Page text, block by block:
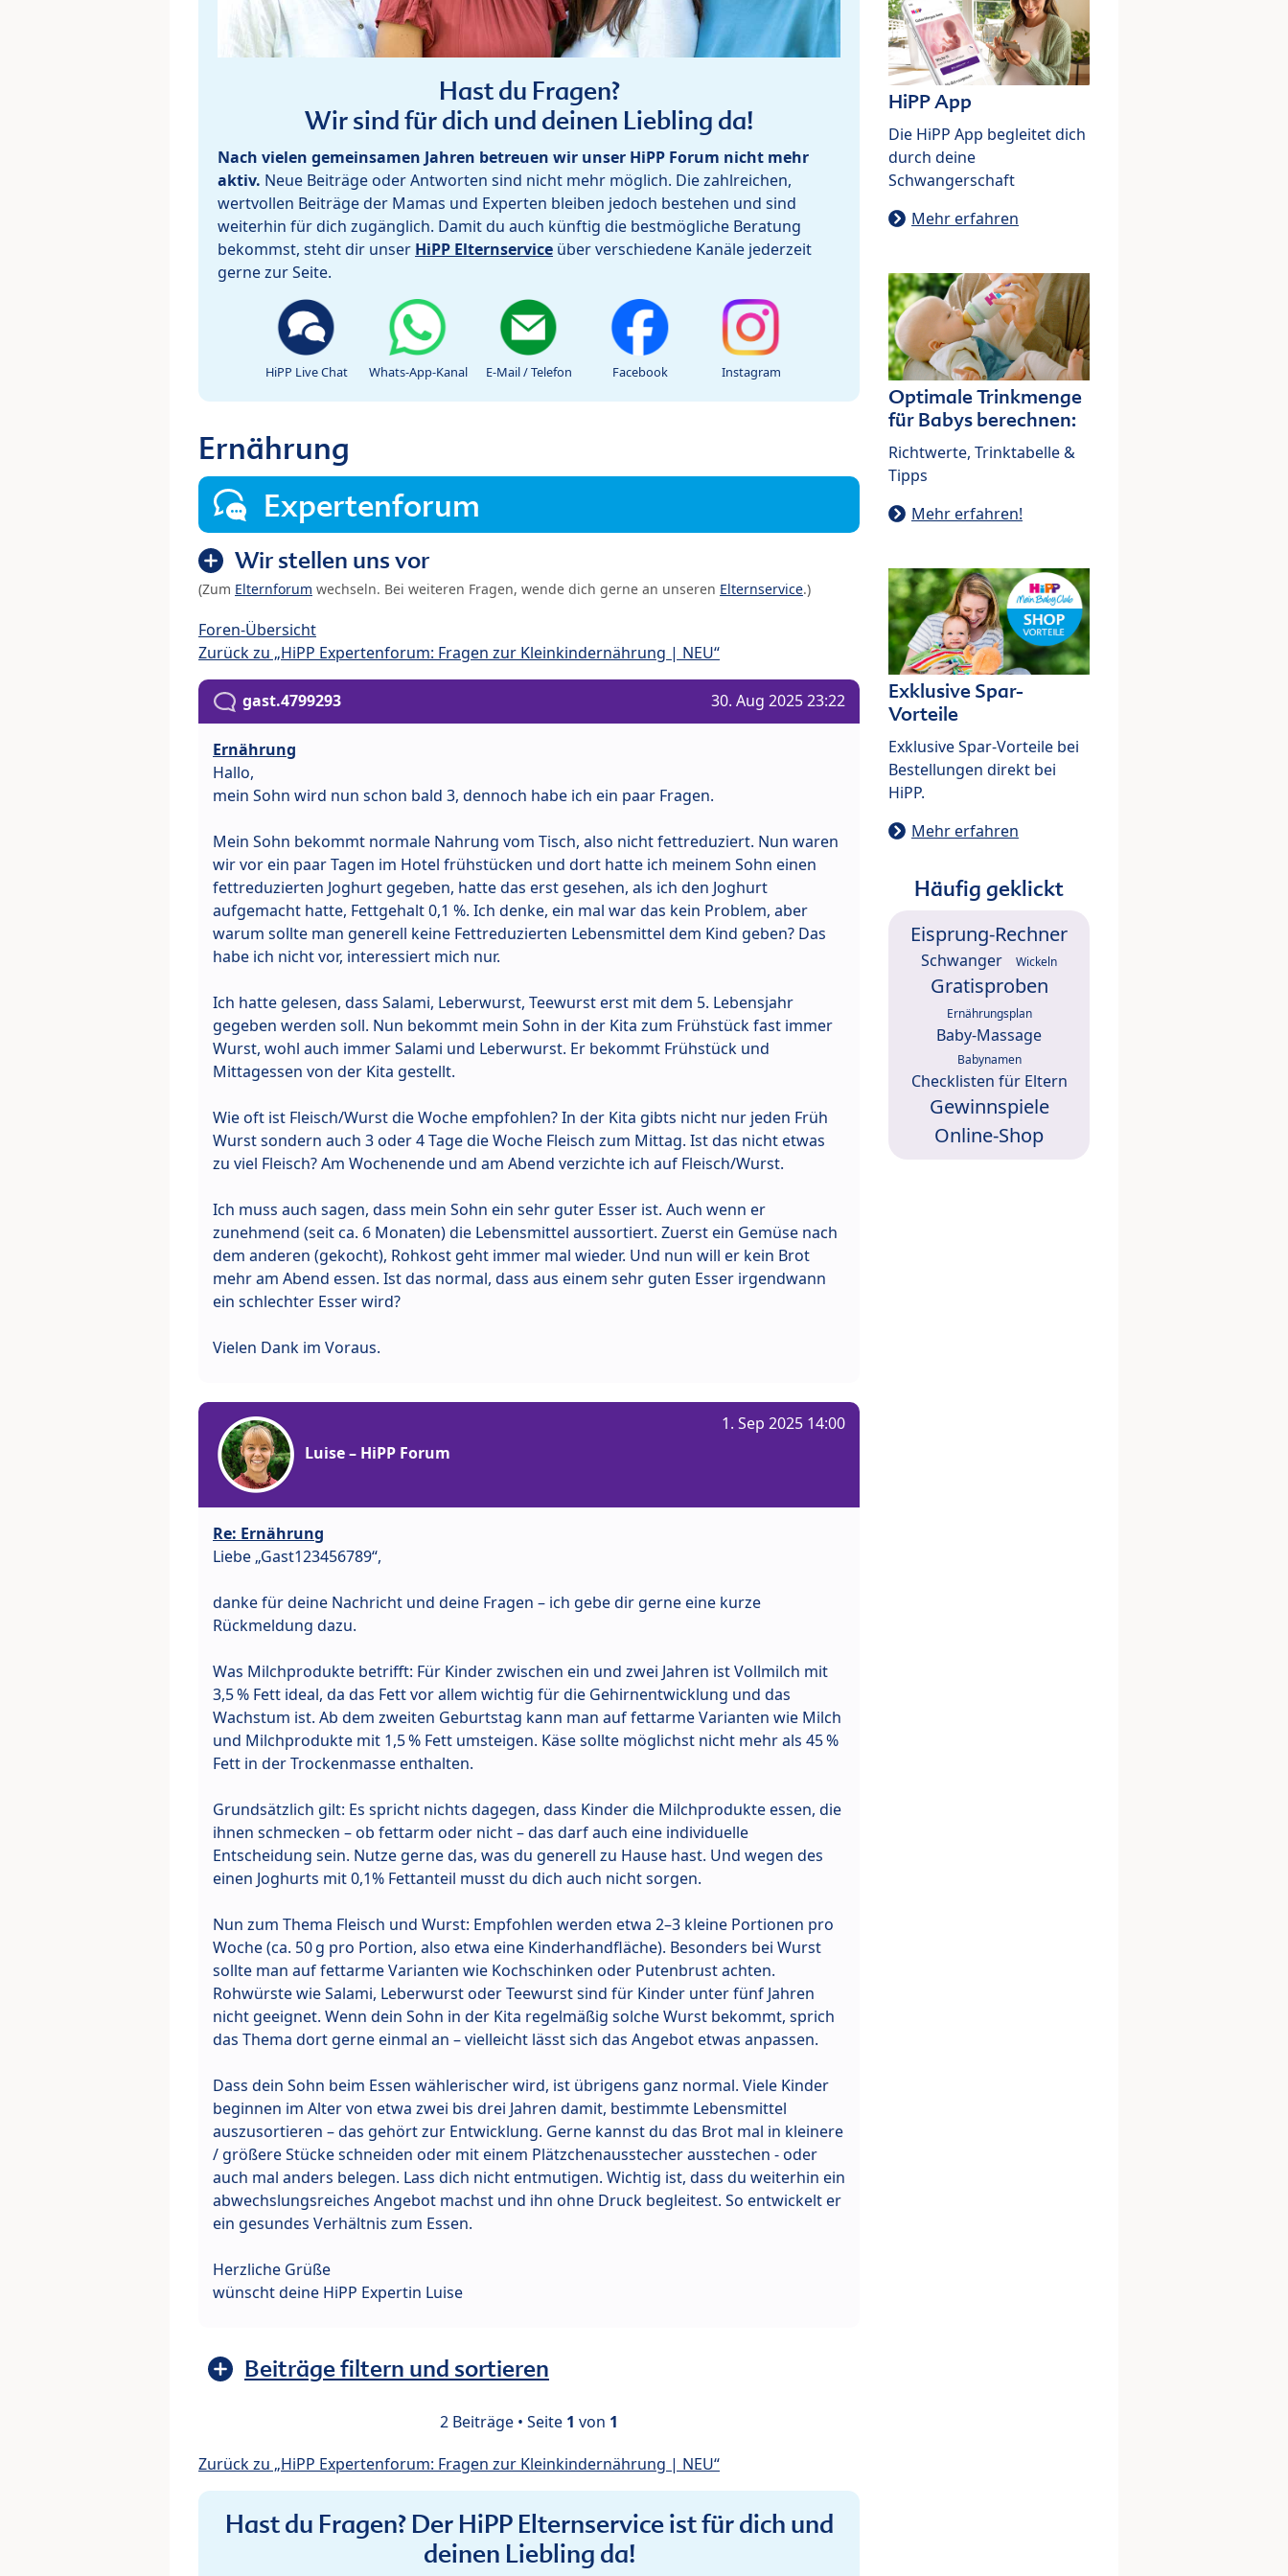
Hast du Fragen?
Wir sind für dich und deinen Liebling da!
Nach vielen gemeinsamen Jahren betreuen wir unser HiPP Forum nicht mehr
aktiv. Neue Beiträge oder Antworten sind nicht mehr möglich. Die zahlreichen,
wertvollen Beiträge der Mamas und Experten bleiben jedoch bestehen und sind
weiterhin für dich zugänglich. Damit du auch künftig die bestmögliche Beratung
bekommst, steht dir unser HiPP Elternservice über verschiedene Kanäle jederzeit
gerne zur Seite.
HiPP Live Chat Whats-App-Kanal E-Mail / Telefon Facebook Instagram
Ernährung
Expertenforum
Wir stellen uns vor
(Zum Elternforum wechseln. Bei weiteren Fragen, wende dich gerne an unseren Elternservice.)
Foren-Übersicht
Zurück zu „HiPP Expertenforum: Fragen zur Kleinkindernährung | NEU“
gast.4799293 30. Aug 2025 23:22
Ernährung
Hallo,
mein Sohn wird nun schon bald 3, dennoch habe ich ein paar Fragen.
Mein Sohn bekommt normale Nahrung vom Tisch, also nicht fettreduziert. Nun waren
wir vor ein paar Tagen im Hotel frühstücken und dort hatte ich meinem Sohn einen
fettreduzierten Joghurt gegeben, hatte das erst gesehen, als ich den Joghurt
aufgemacht hatte, Fettgehalt 0,1 %. Ich denke, ein mal war das kein Problem, aber
warum sollte man generell keine Fettreduzierten Lebensmittel dem Kind geben? Das
habe ich nicht vor, interessiert mich nur.
Ich hatte gelesen, dass Salami, Leberwurst, Teewurst erst mit dem 5. Lebensjahr
gegeben werden soll. Nun bekommt mein Sohn in der Kita zum Frühstück fast immer
Wurst, wohl auch immer Salami und Leberwurst. Er bekommt Frühstück und
Mittagessen von der Kita gestellt.
Wie oft ist Fleisch/Wurst die Woche empfohlen? In der Kita gibts nicht nur jeden Früh
Wurst sondern auch 3 oder 4 Tage die Woche Fleisch zum Mittag. Ist das nicht etwas
zu viel Fleisch? Am Wochenende und am Abend verzichte ich auf Fleisch/Wurst.
Ich muss auch sagen, dass mein Sohn ein sehr guter Esser ist. Auch wenn er
zunehmend (seit ca. 6 Monaten) die Lebensmittel aussortiert. Zuerst ein Gemüse nach
dem anderen (gekocht), Rohkost geht immer mal wieder. Und nun will er kein Brot
mehr am Abend essen. Ist das normal, dass aus einem sehr guten Esser irgendwann
ein schlechter Esser wird?
Vielen Dank im Voraus.
Luise – HiPP Forum
1. Sep 2025 14:00
Re: Ernährung
Liebe „Gast123456789“,
danke für deine Nachricht und deine Fragen – ich gebe dir gerne eine kurze
Rückmeldung dazu.
Was Milchprodukte betrifft: Für Kinder zwischen ein und zwei Jahren ist Vollmilch mit
3,5 % Fett ideal, da das Fett vor allem wichtig für die Gehirnentwicklung und das
Wachstum ist. Ab dem zweiten Geburtstag kann man auf fettarme Varianten wie Milch
und Milchprodukte mit 1,5 % Fett umsteigen. Käse sollte möglichst nicht mehr als 45 %
Fett in der Trockenmasse enthalten.
Grundsätzlich gilt: Es spricht nichts dagegen, dass Kinder die Milchprodukte essen, die
ihnen schmecken – ob fettarm oder nicht – das darf auch eine individuelle
Entscheidung sein. Nutze gerne das, was du generell zu Hause hast. Und wegen des
einen Joghurts mit 0,1% Fettanteil musst du dich auch nicht sorgen.
Nun zum Thema Fleisch und Wurst: Empfohlen werden etwa 2–3 kleine Portionen pro
Woche (ca. 50 g pro Portion, also etwa eine Kinderhandfläche). Besonders bei Wurst
sollte man auf fettarme Varianten wie Kochschinken oder Putenbrust achten.
Rohwürste wie Salami, Leberwurst oder Teewurst sind für Kinder unter fünf Jahren
nicht geeignet. Wenn dein Sohn in der Kita regelmäßig solche Wurst bekommt, sprich
das Thema dort gerne einmal an – vielleicht lässt sich das Angebot etwas anpassen.
Dass dein Sohn beim Essen wählerischer wird, ist übrigens ganz normal. Viele Kinder
beginnen im Alter von etwa zwei bis drei Jahren damit, bestimmte Lebensmittel
auszusortieren – das gehört zur Entwicklung. Gerne kannst du das Brot mal in kleinere
/ größere Stücke schneiden oder mit einem Plätzchenausstecher ausstechen - oder
auch mal anders belegen. Lass dich nicht entmutigen. Wichtig ist, dass du weiterhin ein
abwechslungsreiches Angebot machst und ihn ohne Druck begleitest. So entwickelt er
ein gesundes Verhältnis zum Essen.
Herzliche Grüße
wünscht deine HiPP Expertin Luise
Beiträge filtern und sortieren
2 Beiträge • Seite 1 von 1
Zurück zu „HiPP Expertenforum: Fragen zur Kleinkindernährung | NEU“
Hast du Fragen? Der HiPP Elternservice ist für dich und
deinen Liebling da!
HiPP App
Die HiPP App begleitet dich
durch deine
Schwangerschaft
Mehr erfahren
Optimale Trinkmenge
für Babys berechnen:
Richtwerte, Trinktabelle &
Tipps
Mehr erfahren!
Exklusive Spar-
Vorteile
Exklusive Spar-Vorteile bei
Bestellungen direkt bei
HiPP.
Mehr erfahren
Häufig geklickt
Eisprung-Rechner
Schwanger Wickeln
Gratisproben
Ernährungsplan
Baby-Massage
Babynamen
Checklisten für Eltern
Gewinnspiele
Online-Shop